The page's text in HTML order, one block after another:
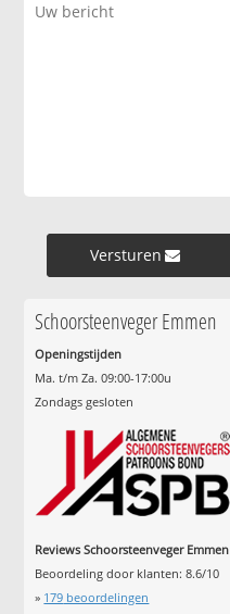
Versturen »
Schoorsteenveger Emmen
Openingstijden
Ma. t/m Za. 09:00-17:00u
Zondags gesloten
Reviews Schoorsteenveger Emmen
Beoordeling door klanten:8.6/10
» 179 beoordelingen